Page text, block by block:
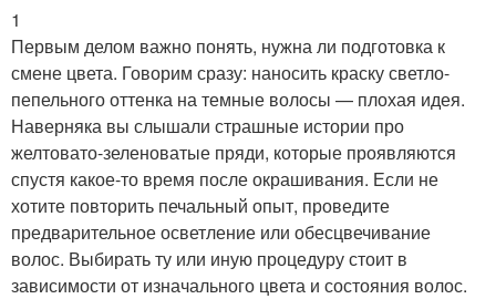
1
Первым делом важно понять, нужна ли подготовка к
смене цвета. Говорим сразу: наносить краску светло-
пепельного оттенка на темные волосы — плохая идея.
Наверняка вы слышали страшные истории про
желтовато-зеленоватые пряди, которые проявляются
спустя какое-то время после окрашивания. Если не
хотите повторить печальный опыт, проведите
предварительное осветление или обесцвечивание
волос. Выбирать ту или иную процедуру стоит в
зависимости от изначального цвета и состояния волос.